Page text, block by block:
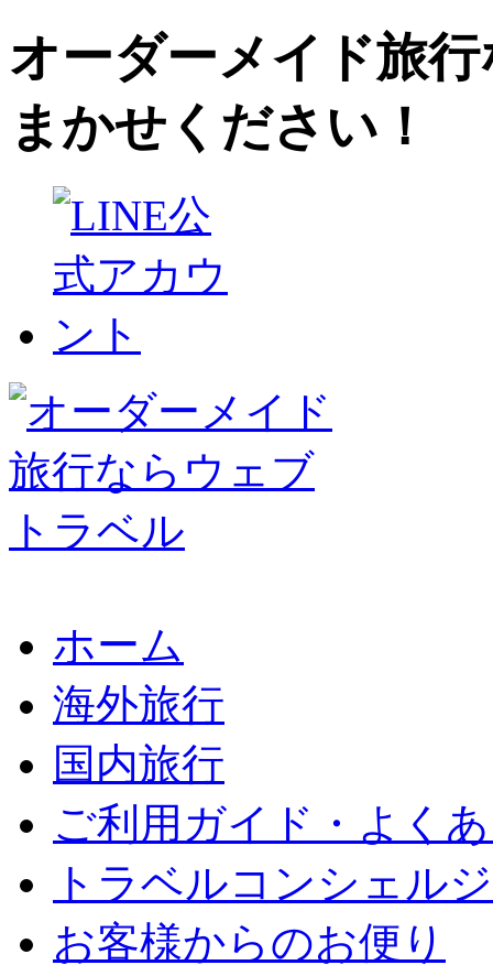
オーダーメイド旅
まかせください！
ホーム
海外旅行
国内旅行
ご利用ガイド・よく
トラベルコンシェル
お客様からのお便り